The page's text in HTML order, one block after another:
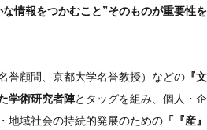
な情報をつかむこと”そのものが重要性を
誉顧問、京都大学名誉教授）などの 『文
学術研究者陣とタッグを組み、個人・企
地域社会の持続的発展のための 「『産』